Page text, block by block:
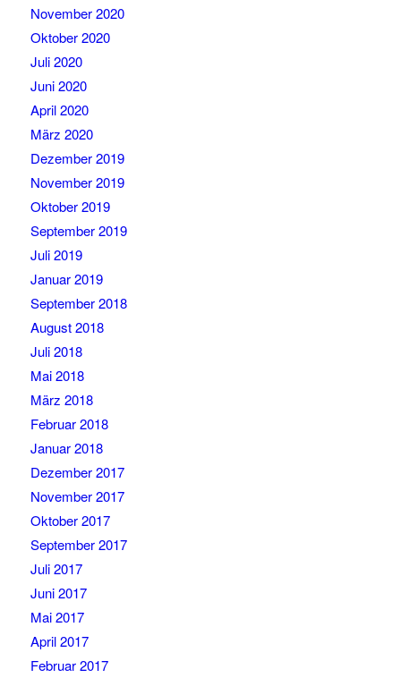
November 2020
Oktober 2020
Juli 2020
Juni 2020
April 2020
März 2020
Dezember 2019
November 2019
Oktober 2019
September 2019
Juli 2019
Januar 2019
September 2018
August 2018
Juli 2018
Mai 2018
März 2018
Februar 2018
Januar 2018
Dezember 2017
November 2017
Oktober 2017
September 2017
Juli 2017
Juni 2017
Mai 2017
April 2017
Februar 2017